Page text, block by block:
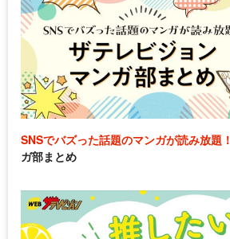
SNSでバズった話題のマンガが読み放題！
ガ部まとめ